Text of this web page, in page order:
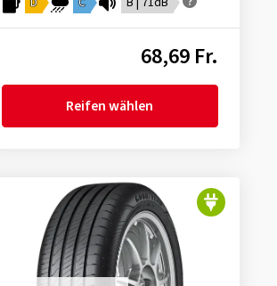
68,69 Fr.
Reifen wählen